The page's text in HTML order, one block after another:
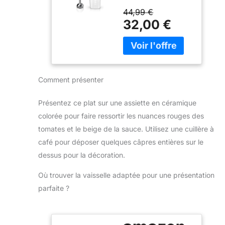
CONTRÔLER :
poignée
ergonomique avec
déclenchement
progressif de deux
vitesses, afin de
maîtriser la texture
ÉCLABOUSSURE :
un pied anti-
éclaboussure
permet de garder
de la cuisine propre.
Il est compatible au
lave-vaisselle
PRIX : Engagement
de réparabilité 15
moteur de 600W
mixe sans effort les
ingrédients les plus
durs ; préparez de
nombreuses
seule main : 2
vitesses et bouton
mixage optimal ;
ajustez facilement
la puissance pour
exceptionnel, tout
44,99 €
32,00 €
Comment présenter
Présentez ce plat sur une assiette en céramique
colorée pour faire ressortir les nuances rouges des
tomates et le beige de la sauce. Utilisez une cuillère à
café pour déposer quelques câpres entières sur le
dessus pour la décoration.
Où trouver la vaisselle adaptée pour une présentation
parfaite ?